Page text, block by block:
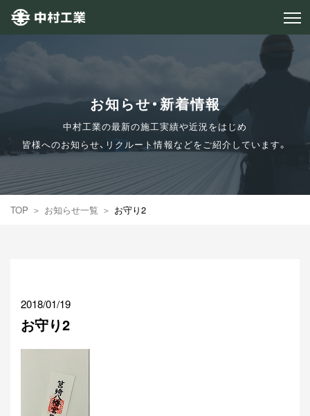
お知らせ・新着情報
中村工業の最新の施工実績や近況をはじめ
皆様へのお知らせ、リクルート情報などをご紹介しています。
TOP お知らせ一覧 お守り2
2018/01/19
お守り2